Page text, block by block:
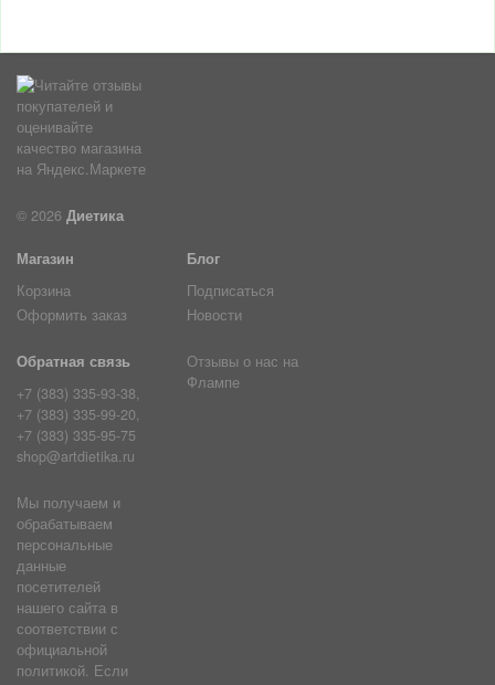
© 2026 Диетика
Магазин
Корзина
Оформить заказ
Блог
Подписаться
Новости
Обратная связь
+7 (383) 335-93-38,
+7 (383) 335-99-20,
+7 (383) 335-95-75
shop@artdietika.ru
Отзывы о нас на
Флампе
Мы получаем и
обрабатываем
персональные
данные
посетителей
нашего сайта в
соответствии с
официальной
политикой. Если